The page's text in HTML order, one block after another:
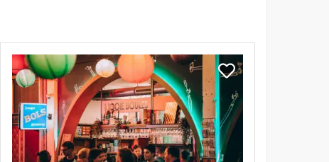
Bekijk
Mooie
Boules
Rotterdam
Mooie
Boules
Rotterdam